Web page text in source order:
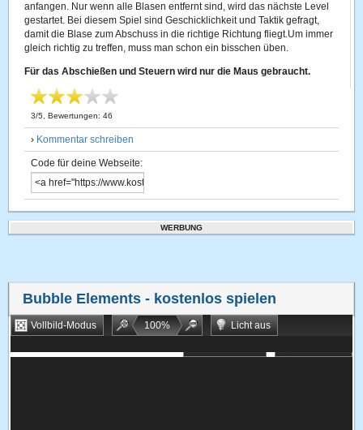
anfangen. Nur wenn alle Blasen entfernt sind, wird das nächste Level
gestartet. Bei diesem Spiel sind Geschicklichkeit und Taktik gefragt,
damit die Blase zum Abschuss in die richtige Richtung fliegt.Um immer
gleich richtig zu treffen, muss man schon ein bisschen üben.
Für das Abschießen und Steuern wird nur die Maus gebraucht.
3/5 , Bewertungen:46
› Kommentar schreiben
Code für deine Webseite:
WERBUNG
Bubble Elements - kostenlos spielen
Vollbild-Modus 100%
Licht aus